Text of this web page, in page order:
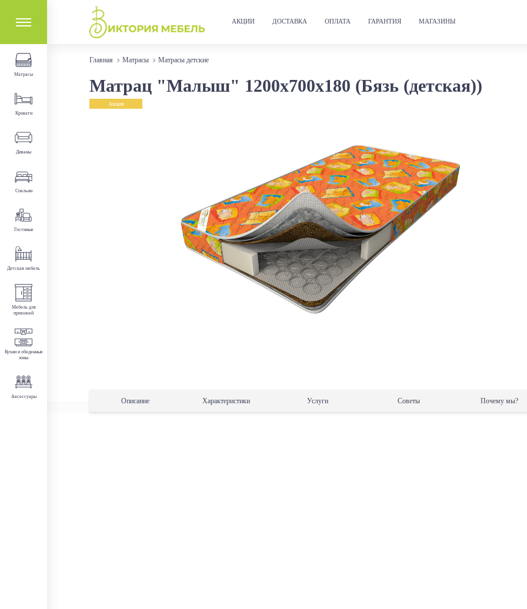
АКЦИИ ДОСТАВКА ОПЛАТА ГАРАНТИЯ МАГАЗИНЫ
Матрасы
Кровати
Диваны
Спальни
Гостиные
Детская мебель
Мебель для
прихожей
Кухни и обеденные
зоны
Аксессуары
Главная Матрасы Матрасы детские
Матрац "Малыш" 1200х700х180 (Бязь (детская))
Акция
Описание Характеристики Услуги Советы Почему мы?